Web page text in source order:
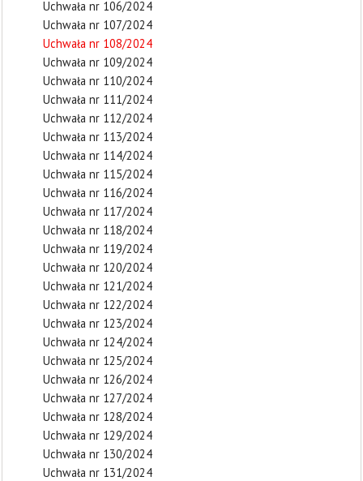
Uchwała nr 106/2024
Uchwała nr 107/2024
Uchwała nr 108/2024
Uchwała nr 109/2024
Uchwała nr 110/2024
Uchwała nr 111/2024
Uchwała nr 112/2024
Uchwała nr 113/2024
Uchwała nr 114/2024
Uchwała nr 115/2024
Uchwała nr 116/2024
Uchwała nr 117/2024
Uchwała nr 118/2024
Uchwała nr 119/2024
Uchwała nr 120/2024
Uchwała nr 121/2024
Uchwała nr 122/2024
Uchwała nr 123/2024
Uchwała nr 124/2024
Uchwała nr 125/2024
Uchwała nr 126/2024
Uchwała nr 127/2024
Uchwała nr 128/2024
Uchwała nr 129/2024
Uchwała nr 130/2024
Uchwała nr 131/2024